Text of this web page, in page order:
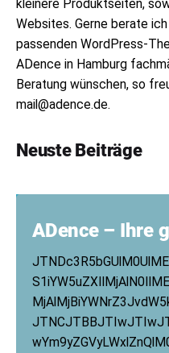
kleinere Produktseiten,
Websites. Gerne berate
passenden WordPress-
ADence in Hamburg
Beratung wünschen, so
mail@adence.de.
Neuste Beiträge
ADence – Ihre